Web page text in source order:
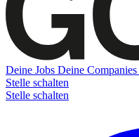
Deine Jobs Deine Companies
Stelle schalten
Stelle schalten